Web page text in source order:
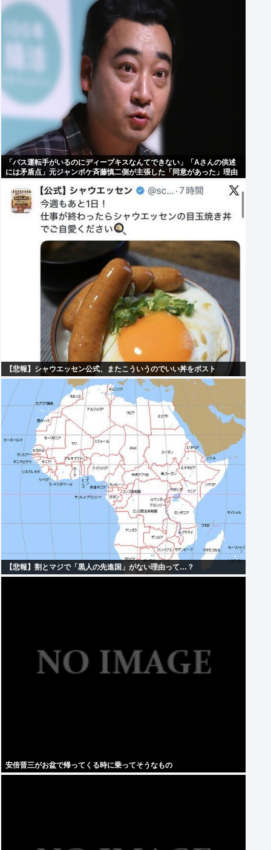
「バス運転手がいるのにディープキスなんてできない」「Aさんの供述
には矛盾点」元ジャンポケ斉藤慎二側が主張した「同意があった」理由
【悲報】シャウエッセン公式、またこういうのでいい丼をポスト
【悲報】割とマジで「黒人の先進国」がない理由って…？
安倍晋三がお盆で帰ってくる時に乗ってそうなもの